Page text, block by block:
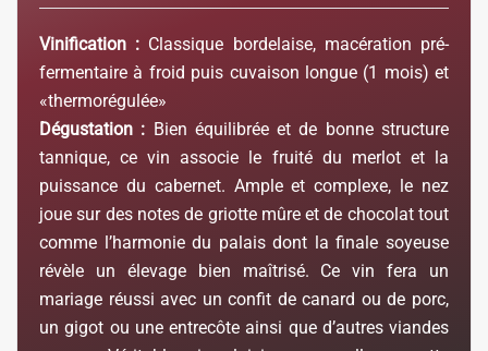
Vinification : Classique bordelaise, macération pré-
fermentaire à froid puis cuvaison longue (1 mois) et
«thermorégulée»
Dégustation : Bien équilibrée et de bonne structure
tannique, ce vin associe le fruité du merlot et la
puissance du cabernet. Ample et complexe, le nez
joue sur des notes de griotte mûre et de chocolat tout
comme l’harmonie du palais dont la finale soyeuse
révèle un élevage bien maîtrisé. Ce vin fera un
mariage réussi avec un confit de canard ou de porc,
un gigot ou une entrecôte ainsi que d’autres viandes